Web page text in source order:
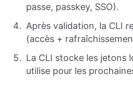
passe, passkey, SSO).
Après validation, la CLI
(accès +
La CLI stocke les jetons
utilise pour les